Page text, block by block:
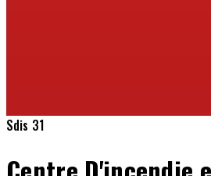
Sdis 31